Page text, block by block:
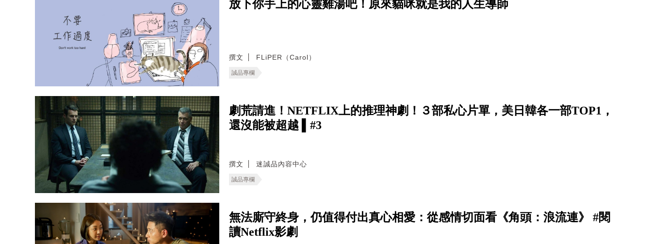
放下你手上的心靈雞湯吧！原來貓咪就是我的人生導師
撰文 FLiPER（Carol）
誠品專欄
劇荒請進！NETFLIX上的推理神劇！３部私心片單，美日韓各一部TOP1，
還沒能被超越 ▌#3
撰文 迷誠品內容中心
誠品專欄
無法廝守終身，仍值得付出真心相愛：從感情切面看《角頭：浪流連》 #閱
讀Netflix影劇